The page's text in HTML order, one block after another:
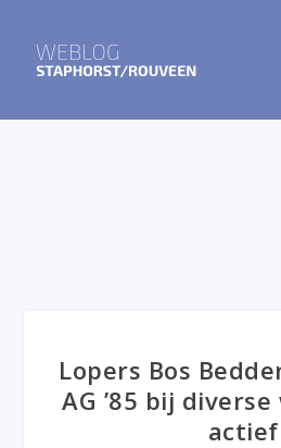
Lopers Bos
AG ’85 bij
actief